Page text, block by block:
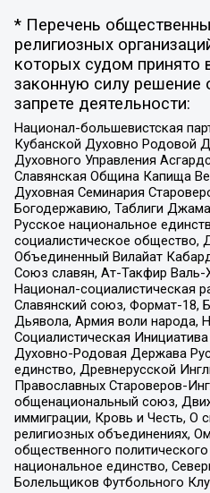
* Перечень
религиозных
которых судом принято
законную силу решение
запрете деятельности:
Национал-большевистская
Кубанской Духовно Родовой
Духовного Управления
Славянская Община Капища
Духовная Семинария
Богодержавию, Таблиги
Русское национальное
социалистическое общество,
Объединенный Вилайат
Союз славян, Ат-Такфир Валь-
Национал-социалистическая
Славянский союз, Формат-18,
Дьявола, Армия воли народа,
Социалистическая
Духовно-Родовая Держава
единство, Древнерусской
Православных Староверов-
общенациональный союз,
иммиграции, Кровь и Честь, О
религиозных объединениях,
общественного
национальное единство,
Болельщиков Футбольного